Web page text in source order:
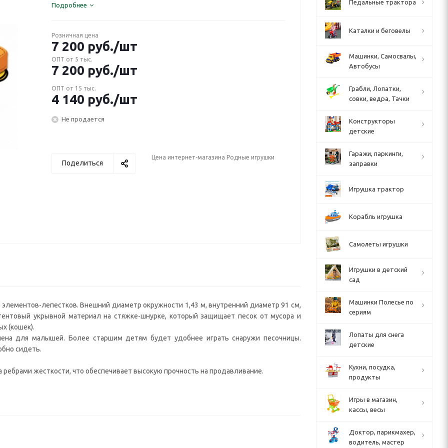
Подробнее
Розничная цена
7 200 руб./шт
ОПТ от 5 тыс.
7 200 руб./шт
ОПТ от 15 тыс.
4 140 руб./шт
Не продается
Поделиться
Цена интернет-магазина Родные игрушки
элементов-лепестков. Внешний диаметр окружности 1,43 м, внутренний диаметр 91 см,
укрывной материал на стяжке-шнурке, который защищает песок от мусора и
(кошек).
для малышей. Более старшим детям будет удобнее играть снаружи песочницы.
сидеть.
жесткости, что обеспечивает высокую прочность на продавливание.
Педальные трактора
Каталки и беговелы
Машинки, Самосвалы,
Автобусы
Грабли, Лопатки,
совки, ведра, Тачки
Конструкторы
детские
Гаражи, паркинги,
заправки
Игрушка трактор
Корабль игрушка
Самолеты игрушки
Игрушки в детский
сад
Машинки Полесье по
сериям
Лопаты для снега
детские
Кухни, посудка,
продукты
Игры в магазин,
кассы, весы
Доктор, парикмахер,
водитель, мастер